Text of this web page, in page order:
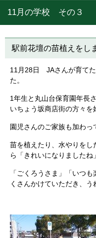
11月の学校 その３
駅前花壇の苗植えをし
11月28日 JAさんが育て
た。
1年生と丸山台保育園年長
いちょう坂商店街の方々を
園児さんのご家族も加わっ
苗を植えたり、水やりを
ら「きれいになりましたね」
「ごくろうさま」「いつ
くさんかけていただき、う